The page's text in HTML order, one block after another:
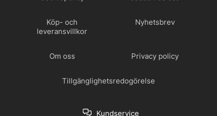
Köp- och
leveransvillkor
Nyhetsbrev
Om oss Privacy policy
Tillgänglighetsredogörelse
Kundservice